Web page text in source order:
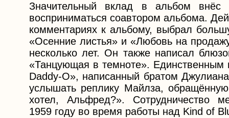
Значительный вклад в альбом
восприниматься соавтором альбома.
комментариях к альбому, выбрал
«Осенние листья» и «Любовь на
несколько лет. Он также написал
«Танцующая в темноте». Единственным
Daddy-O», написанный братом
услышать реплику Майлза,
хотел, Альфред?». Сотрудничество
1959 году во время работы над Kind of